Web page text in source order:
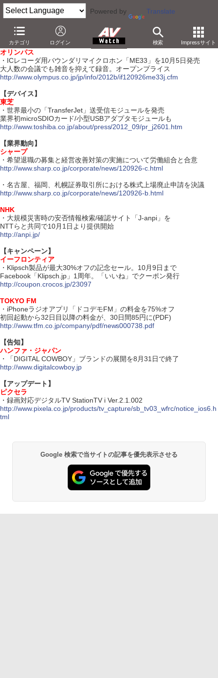
Powered by Translate
カテゴリ ログイン 検索 Impressサイト
【9月26日】
【ハードウェア】
オリンパス
・ICレコーダ用バウンダリマイクロホン「ME33」を10月5日発売
大人数の会議でも雑音を抑えて録音。オープンプライス
http://www.olympus.co.jp/jp/info/2012b/if120926me33j.cfm
【デバイス】
東芝
・世界最小の「TransferJet」送受信モジュールを発売
業界初microSDIOカード/小型USBアダプタモジュールも
http://www.toshiba.co.jp/about/press/2012_09/pr_j2601.htm
【業界動向】
シャープ
・希望退職の募集と経営改善対策の実施について労働組合と合意
http://www.sharp.co.jp/corporate/news/120926-c.html
・名古屋、福岡、札幌証券取引所における株式上場廃止申請を決議
http://www.sharp.co.jp/corporate/news/120926-b.html
NHK
・大規模災害時の安否情報検索/確認サイト「J-anpi」を
NTTらと共同で10月1日より提供開始
http://anpi.jp/
【キャンペーン】
イーフロンティア
・Klipsch製品が最大30%オフの記念セール。10月9日まで
Facebook「Klipsch.jp」1周年。「いいね」でクーポン発行
http://coupon.crocos.jp/23097
TOKYO FM
・iPhoneラジオアプリ「ドコデモFM」の料金を75%オフ
初回起動から32日目以降の料金が、30日間85円に(PDF)
http://www.tfm.co.jp/company/pdf/news000738.pdf
【告知】
ハンファ・ジャパン
・「DIGITAL COWBOY」ブランドの展開を8月31日で終了
http://www.digitalcowboy.jp
【アップデート】
ピクセラ
・録画対応デジタルTV StationTV i Ver.2.1.002
http://www.pixela.co.jp/products/tv_capture/sb_tv03_wfrc/notice_ios6.h
tml
Google 検索で当サイトの記事を優先表示させる